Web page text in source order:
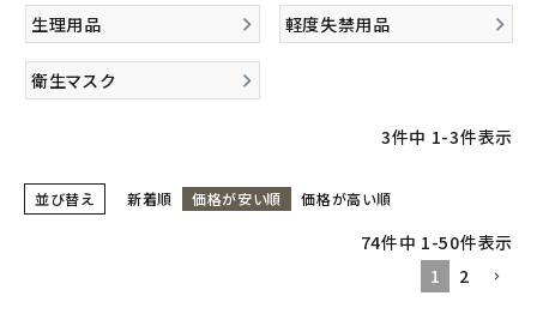
新商品
カテゴリーから探す
衛生用品
生理用品
軽度失禁用品
衛生マスク
3件中 1-3件表示
並び替え 新着順 価格が安い順 価格が高い順
74件中 1-50件表示
1
2